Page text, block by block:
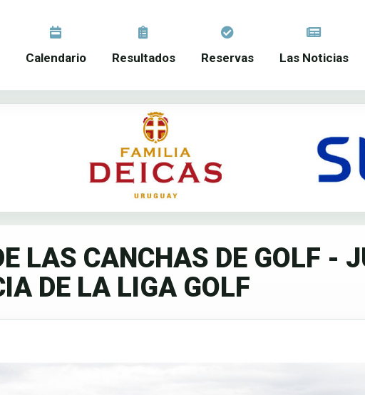
Calendario Resultados Reservas Las Noticias
LAS CANCHAS DE GOLF -
DE LA LIGA GOLF